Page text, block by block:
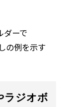
ダーで
の例を示す
ラジオボ